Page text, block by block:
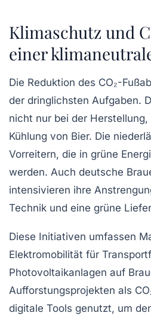
Klimaschutz und
einer
Die Reduktion des CO₂-
der dringlichsten Aufgaben.
nicht nur bei der
Kühlung von Bier. Die
Vorreitern, die in grüne
werden. Auch deutsche
intensivieren ihre
Technik und eine grüne
Diese Initiativen umfassen
Elektromobilität für
Photovoltaikanlagen auf
Aufforstungsprojekten als
digitale Tools genutzt, um